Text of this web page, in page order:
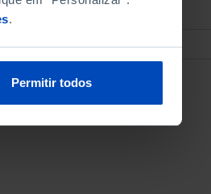
.
Permitir todos
ORDENAR POR